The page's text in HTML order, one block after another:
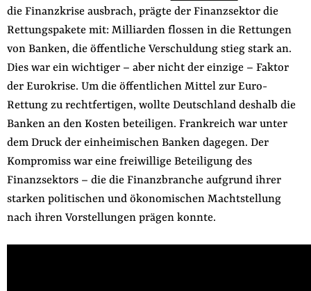
die Finanzkrise ausbrach, prägte der Finanzsektor die
Rettungspakete mit: Milliarden flossen in die Rettungen
von Banken, die öffentliche Verschuldung stieg stark an.
Dies war ein wichtiger – aber nicht der ein­zige – Faktor
der Eurokrise. Um die öffentlichen Mittel zur Euro-
Rettung zu rechtfertigen, wollte Deutsch­land deshalb die
Banken an den Kosten beteiligen. Frankreich war unter
dem Druck der einheimischen Ban­ken dagegen. Der
Kompromiss war eine freiwillige Beteiligung des
Finanzsektors – die die Finanzbranche aufgrund ihrer
starken politischen und ökonomischen Machtstellung
nach ihren Vorstellungen prägen konnte.